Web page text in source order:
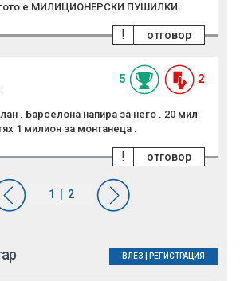
е МИЛИЦИОНЕРСКИ ПУШИЛКИ.
отговор
!
5 2
. Барселона напира за него . 20 мил
1 милион за монтанеца .
отговор
!
ВЛЕЗ РЕГИСТРАЦИЯ